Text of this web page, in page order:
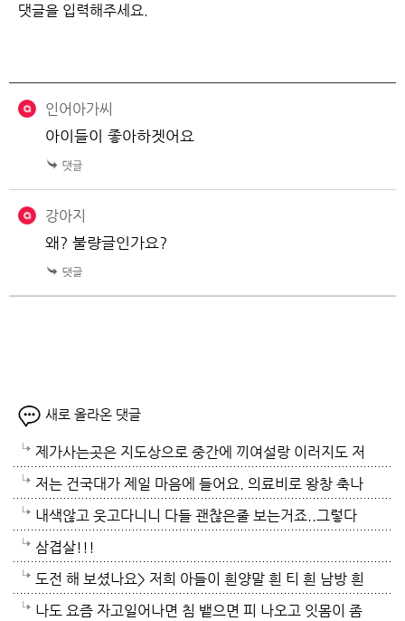
인어아가씨
아이들이 좋아하겟어요
강아지
왜? 불량글인가요?
새로 올라온 댓글
제가사는곳은 지도상으로 중간에 끼여설랑 이러지도 저
러지도 못하는 데프리카 라고불리는 경북에 살고 있답
니다 밤열대아에 잠못이루기도 했어요 어제는... 에어컨
켜놓고 잤는데도... 밤에는 해가 없어서 25도에 맞춰놓
고 잤는데 더워설랑...
저는 건국대가 제일 마음에 들어요. 의료비로 왕창 축나
지 않는다면 좋겠어요.
내색않고 웃고다니니 다들 괜찮은줄 보는거죠..그렇다
고 우중충한 얼굴로 매일 다닐수도 없는 노릇이고 사람
들마다 다 내 사정을 설명하기도 그럴거고 ..힘드실거
압니다. 그래도 참 그 자리서 꿋꿋하게 가정돌보고 여러
삼겹살!!!
도전 해 보셨나요> 저희 아들이 흰양말 흰 티 흰 남방 흰
색을 주로 입는데 누래지고 사서 한해 입으면 다음해 입
나도 요즘 자고일어나면 침 뱉으면 피 나오고 잇몸이 좀